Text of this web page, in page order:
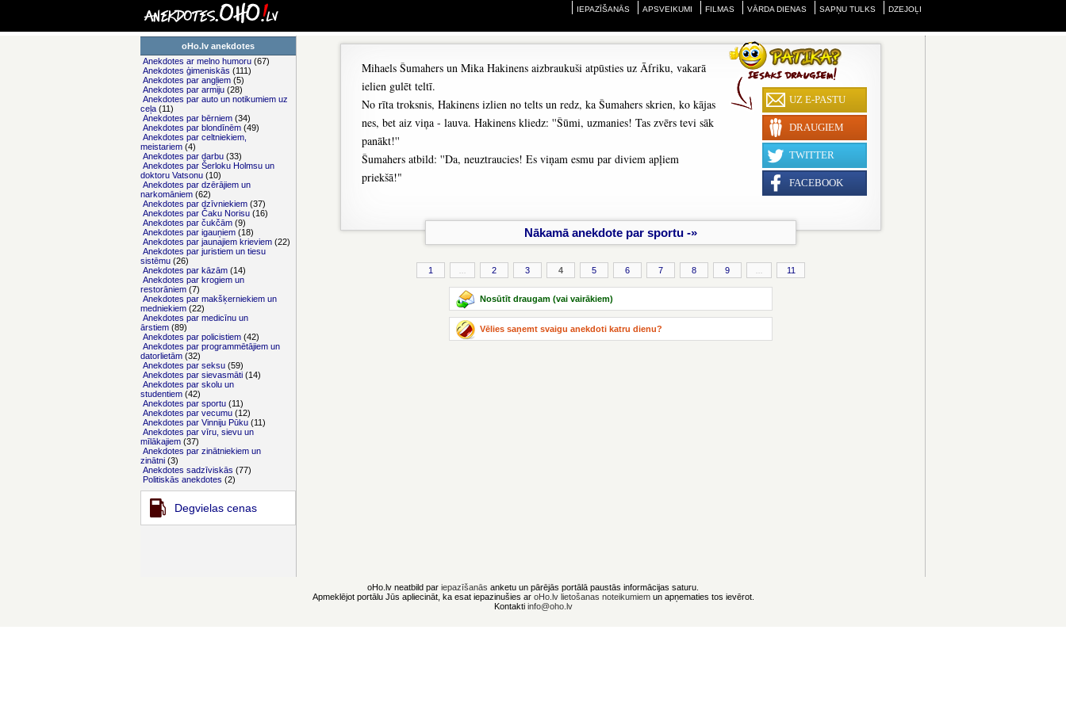
IEPAZĪŠANĀS APSVEIKUMI FILMAS VĀRDA DIENAS SAPŅU TULKS DZEJOĻI
oHo.lv anekdotes
Anekdotes ar melno humoru (67)
Anekdotes ģimeniskās (111)
Anekdotes par angļiem (5)
Anekdotes par armiju (28)
Anekdotes par auto un notikumiem uz
ceļa (11)
Anekdotes par bērniem (34)
Anekdotes par blondīnēm (49)
Anekdotes par celtniekiem,
meistariem (4)
Anekdotes par darbu (33)
Anekdotes par Šerloku Holmsu un
doktoru Vatsonu (10)
Anekdotes par dzērājiem un
narkomāniem (62)
Anekdotes par dzīvniekiem (37)
Anekdotes par Čaku Norisu (16)
Anekdotes par čukčām (9)
Anekdotes par igauņiem (18)
Anekdotes par jaunajiem krieviem (22)
Anekdotes par juristiem un tiesu
sistēmu (26)
Anekdotes par kāzām (14)
Anekdotes par krogiem un
restorāniem (7)
Anekdotes par makšķerniekiem un
medniekiem (22)
Anekdotes par medicīnu un
ārstiem (89)
Anekdotes par policistiem (42)
Anekdotes par programmētājiem un
datorlietām (32)
Anekdotes par seksu (59)
Anekdotes par sievasmāti (14)
Anekdotes par skolu un
studentiem (42)
Anekdotes par sportu (11)
Anekdotes par vecumu (12)
Anekdotes par Vinniju Pūku (11)
Anekdotes par vīru, sievu un
mīlākajiem (37)
Anekdotes par zinātniekiem un
zinātni (3)
Anekdotes sadzīviskās (77)
Politiskās anekdotes (2)
Degvielas cenas
UZ E-PASTU
DRAUGIEM
TWITTER
FACEBOOK
Mihaels Šumahers un Mika Hakinens aizbraukuši atpūsties uz Āfriku, vakarā
ielien gulēt teltī.
No rīta troksnis, Hakinens izlien no telts un redz, ka Šumahers skrien, ko kājas
nes, bet aiz viņa - lauva. Hakinens kliedz: ''Šūmi, uzmanies! Tas zvērs tevi sāk
panākt!''
Šumahers atbild: ''Da, neuztraucies! Es viņam esmu par diviem apļiem
priekšā!"
Nākamā anekdote par sportu -»
1 2 3 4 5 6 7 8 9 11
Nosūtīt draugam (vai vairākiem)
Vēlies saņemt svaigu anekdoti katru dienu?
oHo.lv neatbild par iepazīšanās anketu un pārējās portālā paustās informācijas saturu.
Apmeklējot portālu Jūs apliecināt, ka esat iepazinušies ar oHo.lv lietošanas noteikumiemun apņematies tos ievērot.
Kontakti info@oho.lv